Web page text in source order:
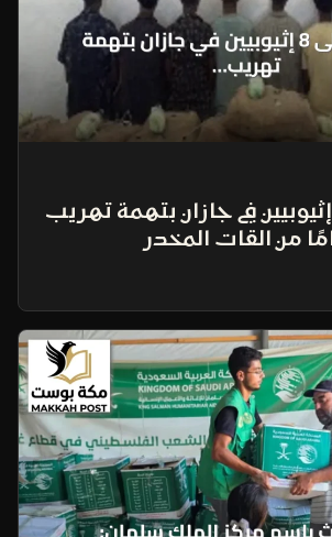
القبض على 8 إثيوبيين في جازان بتهمة تهريب